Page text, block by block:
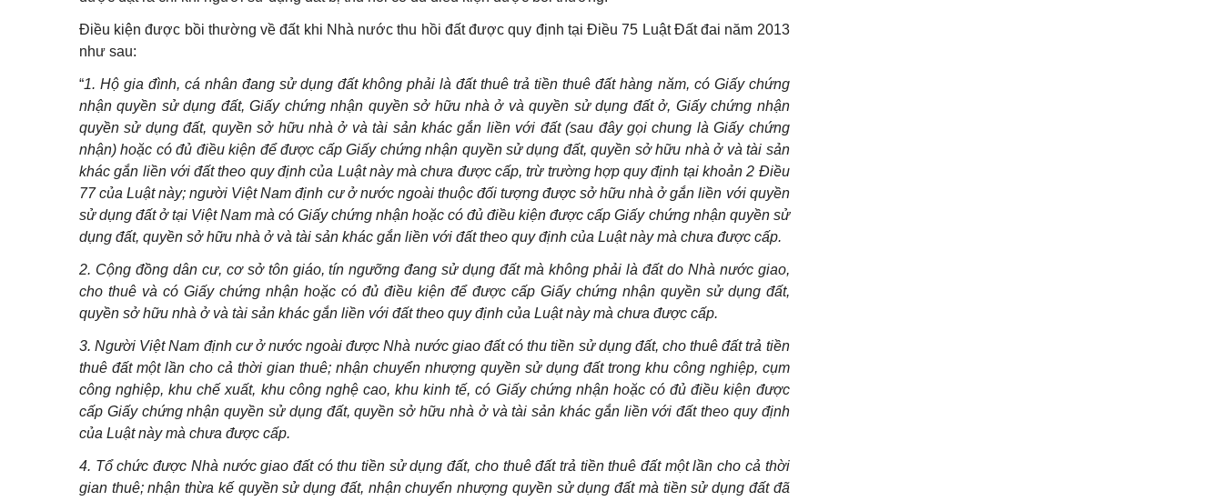
Điều kiện được bồi thường về đất khi Nhà nước thu hồi đất được quy định tại Điều 75 Luật Đất đai năm 2013
như sau:
“1. Hộ gia đình, cá nhân đang sử dụng đất không phải là đất thuê trả tiền thuê đất hàng năm, có Giấy chứng
nhận quyền sử dụng đất, Giấy chứng nhận quyền sở hữu nhà ở và quyền sử dụng đất ở, Giấy chứng nhận
quyền sử dụng đất, quyền sở hữu nhà ở và tài sản khác gắn liền với đất (sau đây gọi chung là Giấy chứng
nhận) hoặc có đủ điều kiện để được cấp Giấy chứng nhận quyền sử dụng đất, quyền sở hữu nhà ở và tài sản
khác gắn liền với đất theo quy định của Luật này mà chưa được cấp, trừ trường hợp quy định tại khoản 2 Điều
77 của Luật này; người Việt Nam định cư ở nước ngoài thuộc đối tượng được sở hữu nhà ở gắn liền với quyền
sử dụng đất ở tại Việt Nam mà có Giấy chứng nhận hoặc có đủ điều kiện được cấp Giấy chứng nhận quyền sử
dụng đất, quyền sở hữu nhà ở và tài sản khác gắn liền với đất theo quy định của Luật này mà chưa được cấp.
2. Cộng đồng dân cư, cơ sở tôn giáo, tín ngưỡng đang sử dụng đất mà không phải là đất do Nhà nước giao,
cho thuê và có Giấy chứng nhận hoặc có đủ điều kiện để được cấp Giấy chứng nhận quyền sử dụng đất,
quyền sở hữu nhà ở và tài sản khác gắn liền với đất theo quy định của Luật này mà chưa được cấp.
3. Người Việt Nam định cư ở nước ngoài được Nhà nước giao đất có thu tiền sử dụng đất, cho thuê đất trả tiền
thuê đất một lần cho cả thời gian thuê; nhận chuyển nhượng quyền sử dụng đất trong khu công nghiệp, cụm
công nghiệp, khu chế xuất, khu công nghệ cao, khu kinh tế, có Giấy chứng nhận hoặc có đủ điều kiện được
cấp Giấy chứng nhận quyền sử dụng đất, quyền sở hữu nhà ở và tài sản khác gắn liền với đất theo quy định
của Luật này mà chưa được cấp.
4. Tổ chức được Nhà nước giao đất có thu tiền sử dụng đất, cho thuê đất trả tiền thuê đất một lần cho cả thời
gian thuê; nhận thừa kế quyền sử dụng đất, nhận chuyển nhượng quyền sử dụng đất mà tiền sử dụng đất đã